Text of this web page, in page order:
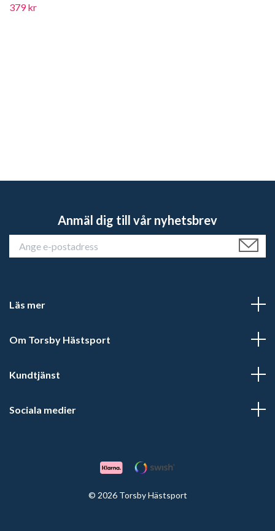
379 kr
Anmäl dig till vår nyhetsbrev
Läs mer
Om Torsby Hästsport
Kundtjänst
Sociala medier
© 2026 Torsby Hästsport